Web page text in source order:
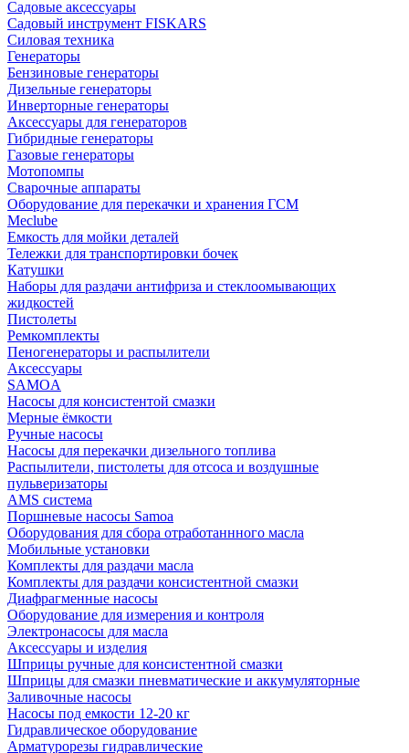
Садовые аксессуары
Садовый инструмент FISKARS
Силовая техника
Генераторы
Бензиновые генераторы
Дизельные генераторы
Инверторные генераторы
Аксессуары для генераторов
Гибридные генераторы
Газовые генераторы
Мотопомпы
Сварочные аппараты
Оборудование для перекачки и хранения ГСМ
Meclube
Емкость для мойки деталей
Тележки для транспортировки бочек
Катушки
Наборы для раздачи антифриза и стеклоомывающих
жидкостей
Пистолеты
Ремкомплекты
Пеногенераторы и распылители
Аксессуары
SAMOA
Насосы для консистентой смазки
Мерные ёмкости
Ручные насосы
Насосы для перекачки дизельного топлива
Распылители, пистолеты для отсоса и воздушные
пульверизаторы
AMS система
Поршневые насосы Samoa
Оборудования для сбора отработаннного масла
Мобильные установки
Комплекты для раздачи масла
Комплекты для раздачи консистентной смазки
Диафрагменные насосы
Оборудование для измерения и контроля
Электронасосы для масла
Аксессуары и изделия
Шприцы ручные для консистентной смазки
Шприцы для смазки пневматические и аккумуляторные
Заливочные насосы
Насосы под емкости 12-20 кг
Гидравлическое оборудование
Арматурорезы гидравлические